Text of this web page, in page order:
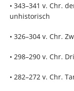
• 343–341 v. Chr.
unhistorisch
• 326–304 v. Chr.
• 298–290 v. Chr.
• 282–272 v. Chr.